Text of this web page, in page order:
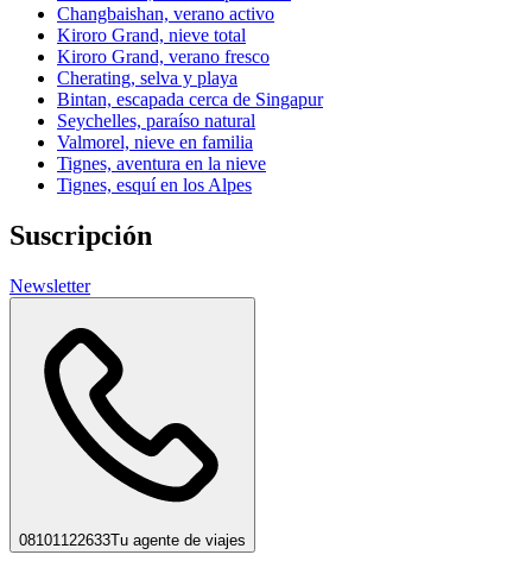
Changbaishan, verano activo
Kiroro Grand, nieve total
Kiroro Grand, verano fresco
Cherating, selva y playa
Bintan, escapada cerca de Singapur
Seychelles, paraíso natural
Valmorel, nieve en familia
Tignes, aventura en la nieve
Tignes, esquí en los Alpes
Suscripción
Newsletter
08101122633Tu agente de viajes